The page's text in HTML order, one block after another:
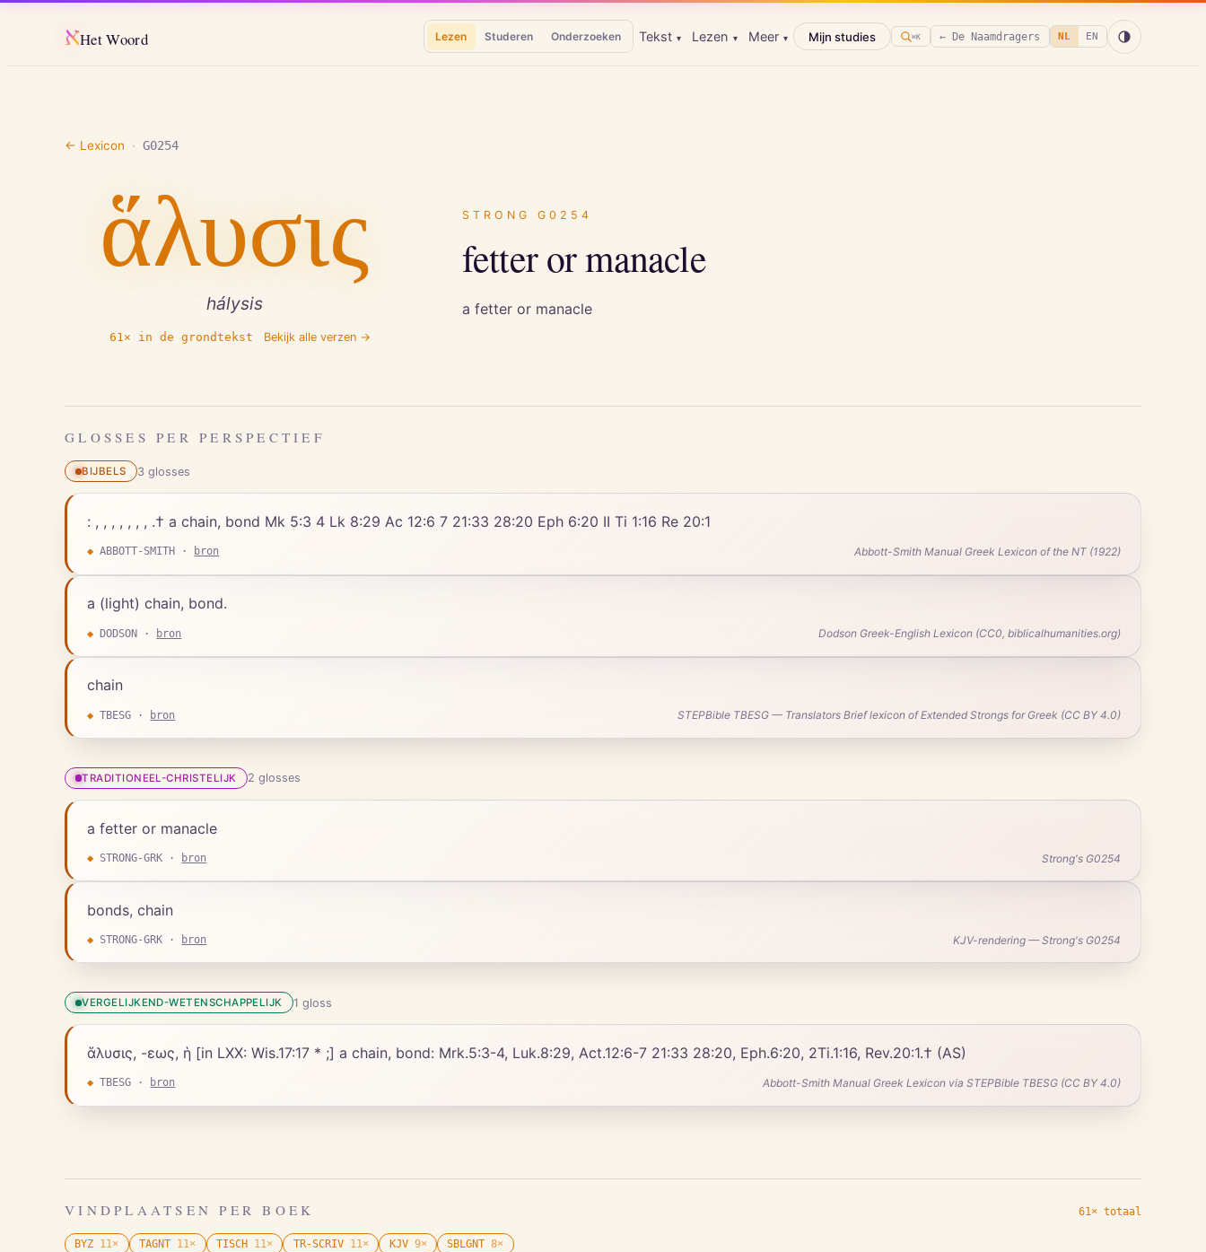
אHet Woord Lezen Studeren Onderzoeken Tekst ▾ Lezen ▾ Meer ▾ Mijn studies ⌘K ← De Naamdragers NL EN
← Lexicon · G0254
ἅλυσις
hálysis
61 × in de grondtekst Bekijk alle verzen →
STRONG G0254
fetter or manacle
a fetter or manacle
GLOSSES PER PERSPECTIEF
BIJBELS 3glosses
: , , , , , , , .† a chain, bond Mk 5:3 4 Lk 8:29 Ac 12:6 7 21:33 28:20 Eph 6:20 II Ti 1:16 Re 20:1
◆ ABBOTT-SMITH · bron Abbott-Smith Manual Greek Lexicon of the NT (1922)
a (light) chain, bond.
◆ DODSON · bron Dodson Greek-English Lexicon (CC0, biblicalhumanities.org)
chain
◆ TBESG · bron STEPBible TBESG — Translators Brief lexicon of Extended Strongs for Greek (CC BY 4.0)
TRADITIONEEL-CHRISTELIJK 2 glosses
a fetter or manacle
◆ STRONG-GRK · bron Strong's G0254
bonds, chain
◆ STRONG-GRK · bron KJV-rendering — Strong's G0254
VERGELIJKEND-WETENSCHAPPELIJK 1 gloss
ἅλυσις, -εως, ἡ [in LXX: Wis.17:17 * ;] a chain, bond: Mrk.5:3-4, Luk.8:29, Act.12:6-7 21:33 28:20, Eph.6:20, 2Ti.1:16, Rev.20:1.† (AS)
◆ TBESG · bron Abbott-Smith Manual Greek Lexicon via STEPBible TBESG (CC BY 4.0)
VINDPLAATSEN PER BOEK 61× totaal
BYZ 11× TAGNT 11× TISCH 11× TR-SCRIV 11× KJV 9× SBLGNT 8×